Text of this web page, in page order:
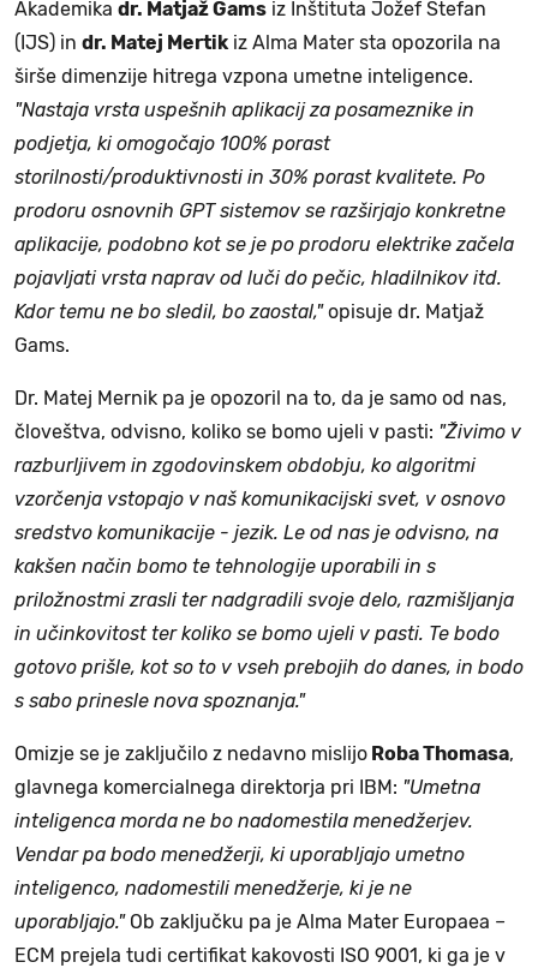
Akademika dr. Matjaž Gams iz Inštituta Jožef Stefan
(IJS) in dr. Matej Mertik iz Alma Mater sta opozorila na
širše dimenzije hitrega vzpona umetne inteligence.
"Nastaja vrsta uspešnih aplikacij za posameznike in
podjetja, ki omogočajo 100% porast
storilnosti/produktivnosti in 30% porast kvalitete. Po
prodoru osnovnih GPT sistemov se razširjajo konkretne
aplikacije, podobno kot se je po prodoru elektrike začela
pojavljati vrsta naprav od luči do pečic, hladilnikov itd.
Kdor temu ne bo sledil, bo zaostal,"opisuje dr. Matjaž
Gams.
Dr. Matej Mernik pa je opozoril na to, da je samo od nas,
človeštva, odvisno, koliko se bomo ujeli v pasti: "Živimo v
razburljivem in zgodovinskem obdobju, ko algoritmi
vzorčenja vstopajo v naš komunikacijski svet, v osnovo
sredstvo komunikacije - jezik. Le od nas je odvisno, na
kakšen način bomo te tehnologije uporabili in s
priložnostmi zrasli ter nadgradili svoje delo, razmišljanja
in učinkovitost ter koliko se bomo ujeli v pasti. Te bodo
gotovo prišle, kot so to v vseh prebojih do danes, in bodo
s sabo prinesle nova spoznanja."
Omizje se je zaključilo z nedavno mislijo Roba Thomasa,
glavnega komercialnega direktorja pri IBM: "Umetna
inteligenca morda ne bo nadomestila menedžerjev.
Vendar pa bodo menedžerji, ki uporabljajo umetno
inteligenco, nadomestili menedžerje, ki je ne
uporabljajo."Ob zaključku pa je Alma Mater Europaea –
ECM prejela tudi certifikat kakovosti ISO 9001, ki ga je v